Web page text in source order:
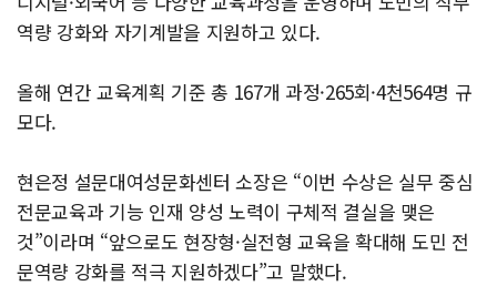
역량 강화와 자기계발을 지원하고 있다.
올해 연간 교육계획 기준 총 167개 과정·265회·4천564명 규
모다.
현은정 설문대여성문화센터 소장은 “이번 수상은 실무 중심
전문교육과 기능 인재 양성 노력이 구체적 결실을 맺은
것”이라며 “앞으로도 현장형·실전형 교육을 확대해 도민 전
문역량 강화를 적극 지원하겠다”고 말했다.